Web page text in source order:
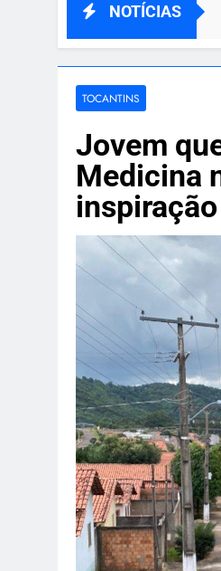
NOTÍCIAS
TOCANTINS
Jovem
Medicina
inspiração